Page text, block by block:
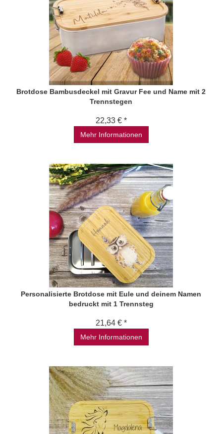
Brotdose Bambusdeckel mit Gravur Fee und Name mit 2
Trennstegen
22,33 € *
Mehr Informationen
Personalisierte Brotdose mit Eule und deinem Namen
bedruckt mit 1 Trennsteg
21,64 € *
Mehr Informationen